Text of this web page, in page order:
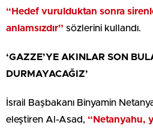
“Hedef vurulduktan sonra
anlamsızdır” sözlerini kullandı.
‘GAZZE’YE AKINLAR SON
DURMAYACAĞIZ’
İsrail Başbakanı Binyamin
eleştiren Al-Asad, “Netanyahu,